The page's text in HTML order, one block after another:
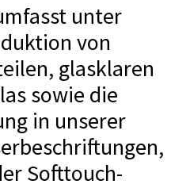
unter
von
glasklaren
sowie die
in unserer
Softtouch-